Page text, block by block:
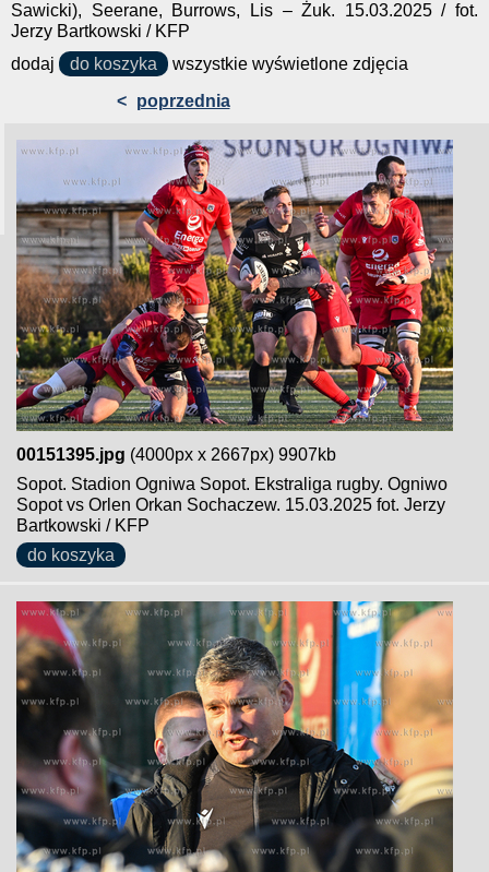
Sawicki), Seerane, Burrows, Lis – Żuk. 15.03.2025 / fot.
Jerzy Bartkowski / KFP
dodaj
do koszyka
wszystkie wyświetlone zdjęcia
< poprzednia
00151395.jpg (4000px x 2667px) 9907kb
Sopot. Stadion Ogniwa Sopot. Ekstraliga rugby. Ogniwo
Sopot vs Orlen Orkan Sochaczew. 15.03.2025 fot. Jerzy
Bartkowski / KFP
do koszyka